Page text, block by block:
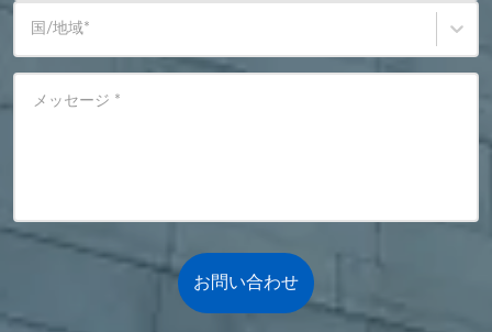
国/地域*
メッセージ *
お問い合わせ